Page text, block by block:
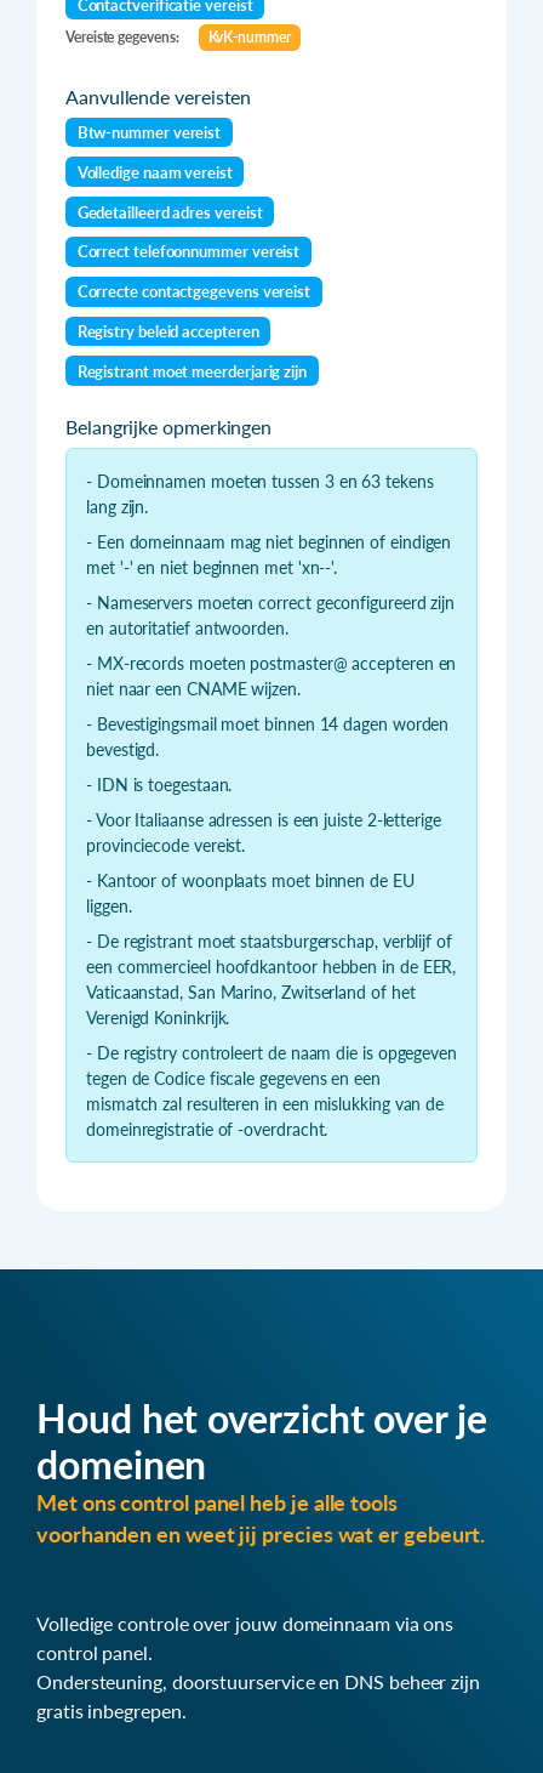
Contactverificatie vereist
Vereiste gegevens: KvK-nummer
Aanvullende vereisten
Btw-nummer vereist
Volledige naam vereist
Gedetailleerd adres vereist
Correct telefoonnummer vereist
Correcte contactgegevens vereist
Registry beleid accepteren
Registrant moet meerderjarig zijn
Belangrijke opmerkingen
- Domeinnamen moeten tussen 3 en 63 tekens
lang zijn.
- Een domeinnaam mag niet beginnen of eindigen
met '-' en niet beginnen met 'xn--'.
- Nameservers moeten correct geconfigureerd zijn
en autoritatief antwoorden.
- MX-records moeten postmaster@ accepteren en
niet naar een CNAME wijzen.
- Bevestigingsmail moet binnen 14 dagen worden
bevestigd.
- IDN is toegestaan.
- Voor Italiaanse adressen is een juiste 2-letterige
provinciecode vereist.
- Kantoor of woonplaats moet binnen de EU
liggen.
- De registrant moet staatsburgerschap, verblijf of
een commercieel hoofdkantoor hebben in de EER,
Vaticaanstad, San Marino, Zwitserland of het
Verenigd Koninkrijk.
- De registry controleert de naam die is opgegeven
tegen de Codice fiscale gegevens en een
mismatch zal resulteren in een mislukking van de
domeinregistratie of -overdracht.
Houd het overzicht over je
domeinen
Met ons control panel heb je alle tools
voorhanden en weet jij precies wat er gebeurt.
Volledige controle over jouw domeinnaam via ons
control panel.
Ondersteuning, doorstuurservice en DNS beheer zijn
gratis inbegrepen.